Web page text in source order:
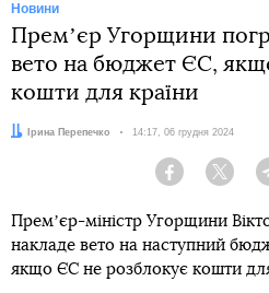
Новини
Премʼєр Угорщини
вето на бюджет ЄС,
кошти для країни
Автор:Ірина Перепечко Дата:
14:17, 06 грудня 2024
Facebook Twitter
Премʼєр-міністр Угорщини
накладе вето на наступний
якщо ЄС не розблокує кошти